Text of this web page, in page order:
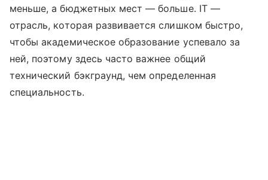
меньше, а бюджетных мест — больше. IT —
отрасль, которая развивается слишком быстро,
чтобы академическое образование успевало за
ней, поэтому здесь часто важнее общий
технический бэкграунд, чем определенная
специальность.